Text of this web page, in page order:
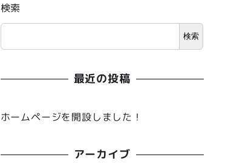
検索
検索
最近の投稿
ホームページを開設しました！
アーカイブ